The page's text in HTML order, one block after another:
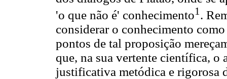
'o que não é' conhecimento1 .
considerar o conhecimento
pontos de tal proposição
que, na sua vertente científica, o
justificativa metódica e rigorosa